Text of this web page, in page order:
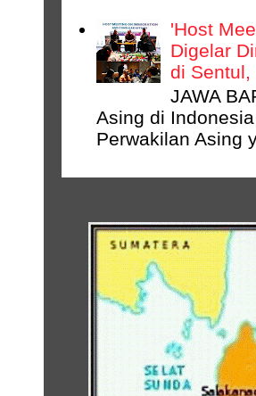
'Host
Digelar
di Sentul,
JAWA
Asing di
Perwakilan Asing